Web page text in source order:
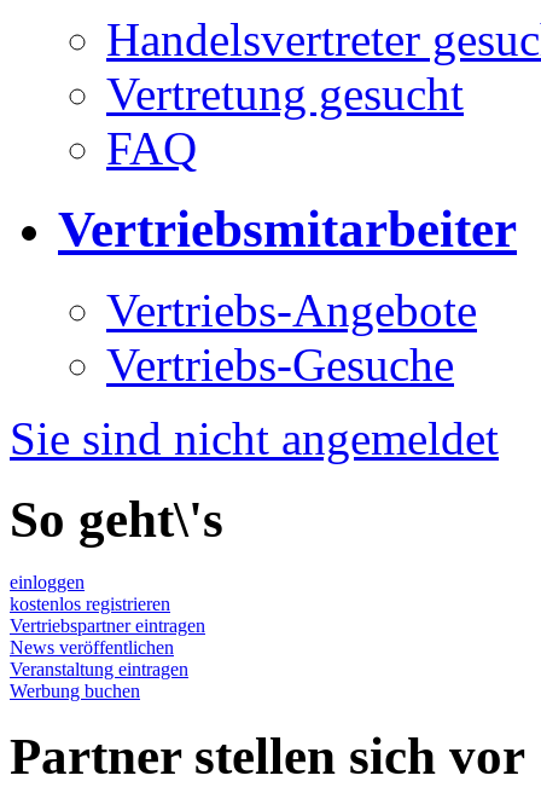
Handelsvertreter
Vertretung gesucht
FAQ
Vertriebsmitarbeiter
Vertriebs-Angebote
Vertriebs-Gesuche
Sie sind nicht angemeldet
So geht\'s
einloggen
kostenlos registrieren
Vertriebspartner eintragen
News veröffentlichen
Veranstaltung eintragen
Werbung buchen
Partner stellen sich vor